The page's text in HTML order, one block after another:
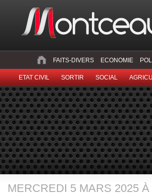
FAITS-DIVERS ECONOMIE
ETAT CIVIL SORTIR SOCIAL
MERCREDI 5 MARS 2025 À